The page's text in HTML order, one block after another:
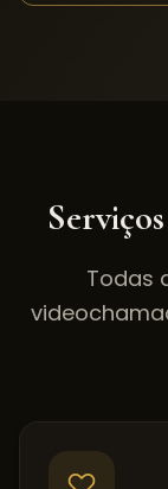
Todas